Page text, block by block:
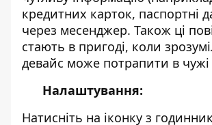
кредитних карток, паспортні
через месенджер. Також ці
стають в пригоді, коли
девайс може потрапити в чужі
Налаштування:
Натисніть на іконку з